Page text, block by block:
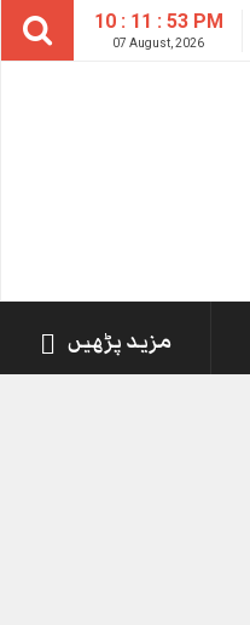
10 : 11 : 54 PM
07 August, 2026
مزید پڑھیں